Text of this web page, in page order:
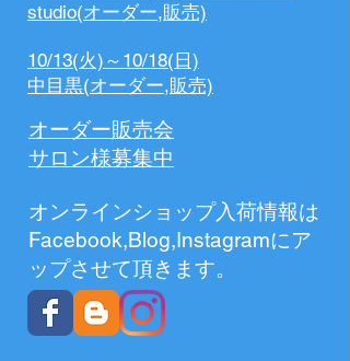
studio(オーダー,販売)
10/13(火)～10/18(日)
中目黒(オーダー,販売)
オーダー販売会
サロン様募集中
​オンラインショップ入荷情報は
Facebook,Blog,Instagramにア
ップさせて頂きます。